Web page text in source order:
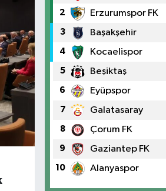
2 Erzurumspor FK
3 Başakşehir
4 Kocaelispor
5 Beşiktaş
6 Eyüpspor
7 Galatasaray
8 Çorum FK
9 Gaziantep FK
10 Alanyaspor